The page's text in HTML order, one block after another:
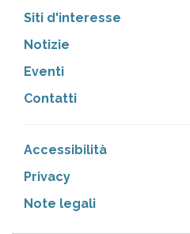
Siti d'interesse
Notizie
Eventi
Contatti
Accessibilità
Privacy
Note legali